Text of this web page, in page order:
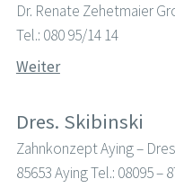
Dr. Renate Zehetmaier
Tel.: 080 95/14 14
Weiter
Dres. Skibinski
Zahnkonzept Aying –
85653 Aying Tel.: 08095 –